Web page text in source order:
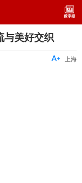
与美好交织
上海
